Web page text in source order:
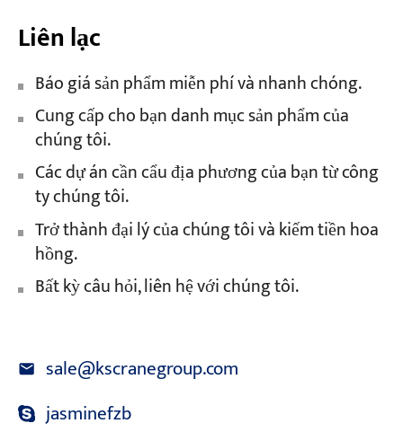
Liên lạc
Báo giá sản phẩm miễn phí và nhanh chóng.
Cung cấp cho bạn danh mục sản phẩm của
chúng tôi.
Các dự án cần cẩu địa phương của bạn từ công
ty chúng tôi.
Trở thành đại lý của chúng tôi và kiếm tiền hoa
hồng.
Bất kỳ câu hỏi, liên hệ với chúng tôi.
sale@kscranegroup.com
jasminefzb